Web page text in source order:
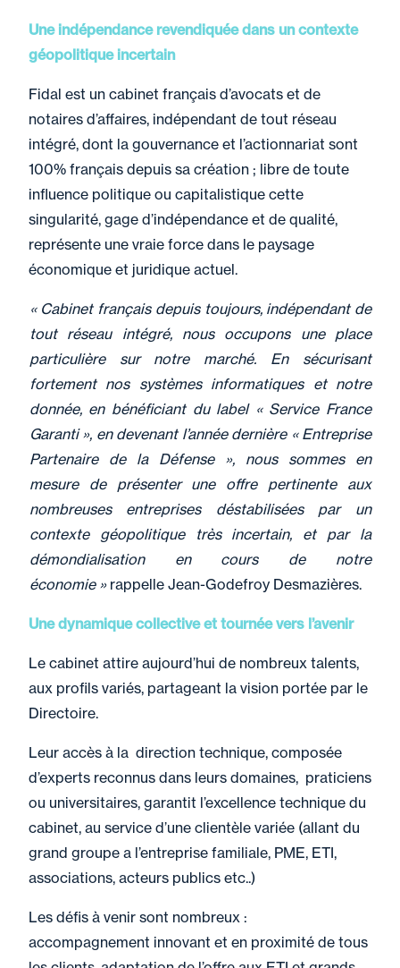
Une indépendance revendiquée dans un contexte
géopolitique incertain
Fidal est un cabinet français d’avocats et de
notaires d’affaires, indépendant de tout réseau
intégré, dont la gouvernance et l’actionnariat sont
100% français depuis sa création ; libre de toute
influence politique ou capitalistique cette
singularité, gage d’indépendance et de qualité,
représente une vraie force dans le paysage
économique et juridique actuel.
« Cabinet français depuis toujours, indépendant de
tout réseau intégré, nous occupons une place
particulière sur notre marché. En sécurisant
fortement nos systèmes informatiques et notre
donnée, en bénéficiant du label « Service France
Garanti », en devenant l’année dernière « Entreprise
Partenaire de la Défense », nous sommes en
mesure de présenter une offre pertinente aux
nombreuses entreprises déstabilisées par un
contexte géopolitique très incertain, et par la
démondialisation en cours de notre
économie »rappelle Jean-Godefroy Desmazières.
Une dynamique collective et tournée vers l’avenir
Le cabinet attire aujourd’hui de nombreux talents,
aux profils variés, partageant la vision portée par le
Directoire.
Leur accès à la direction technique, composée
d’experts reconnus dans leurs domaines, praticiens
ou universitaires, garantit l’excellence technique du
cabinet, au service d’une clientèle variée (allant du
grand groupe a l’entreprise familiale, PME, ETI,
associations, acteurs publics etc..)
Les défis à venir sont nombreux :
accompagnement innovant et en proximité de tous